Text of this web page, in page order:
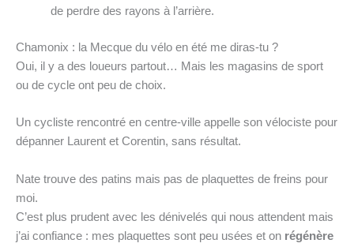
de perdre des rayons à l’arrière.
Chamonix : la Mecque du vélo en été me diras-tu ?
Oui, il y a des loueurs partout… Mais les magasins de sport
ou de cycle ont peu de choix.
Un cycliste rencontré en centre-ville appelle son vélociste pour
dépanner Laurent et Corentin, sans résultat.
Nate trouve des patins mais pas de plaquettes de freins pour
moi.
C’est plus prudent avec les dénivelés qui nous attendent mais
j’ai confiance : mes plaquettes sont peu usées et on régénère